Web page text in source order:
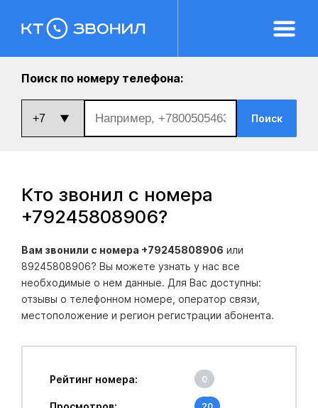
Поиск по номеру телефона:
Поиск
Кто звонил с номера
+79245808906?
Вам звонили с номера +79245808906 или
89245808906? Вы можете узнать у нас все
необходимые о нем данные. Для Вас доступны:
отзывы о телефонном номере, оператор связи,
местоположение и регион регистрации абонента.
Рейтинг номера: 0
20